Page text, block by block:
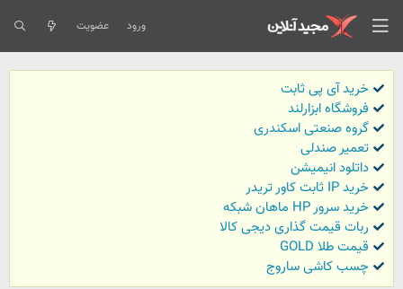
ورود عضویت
خرید آی پی ثابت
فروشگاه ابزارلند
گروه صنعتی اسکندری
تعمیر صندلی
داتلود انیمیشن
خرید IP ثابت کاور تریدر
خرید سرور HP ماهان شبکه
ربات قیمت گذاری دیجی کالا
قیمت طلا GOLD
چسب کاشی ساروج